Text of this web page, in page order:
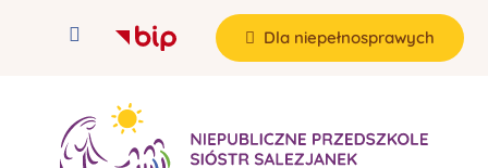
Dla niepełnosprawych